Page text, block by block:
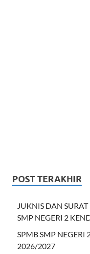
POST TERAKHIR
JUKNIS DAN
SMP NEGERI 2
SPMB SMP NEGERI
2026/2027